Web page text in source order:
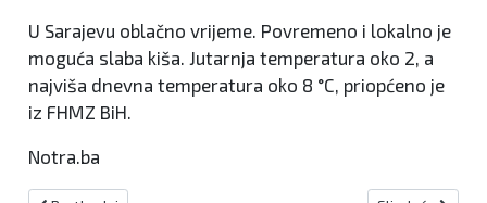
U Sarajevu oblačno vrijeme. Povremeno i lokalno je
moguća slaba kiša. Jutarnja temperatura oko 2, a
najviša dnevna temperatura oko 8 °C, priopćeno je
iz FHMZ BiH.
Notra.ba